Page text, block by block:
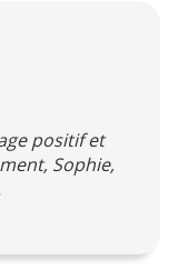
positif et
Sophie,